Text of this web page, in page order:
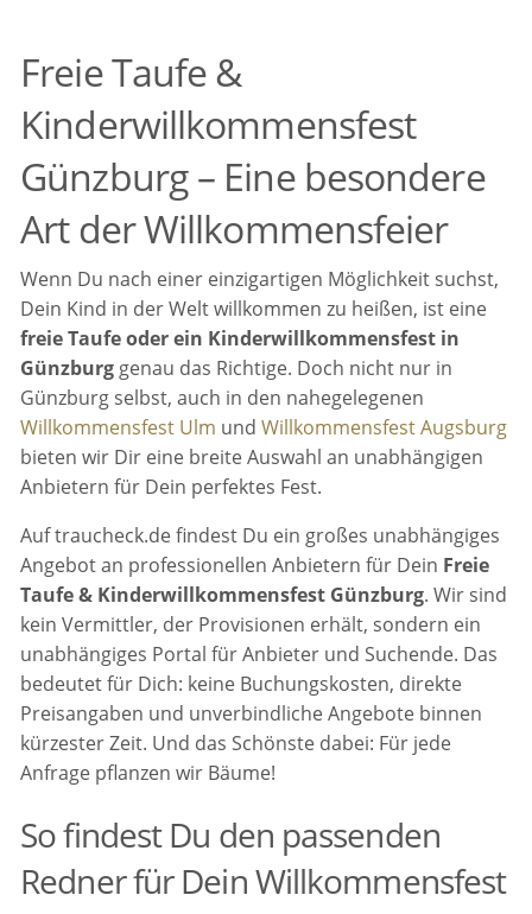
Freie Taufe &
Kinderwillkommensfest
Günzburg – Eine besondere
Art der Willkommensfeier
Wenn Du nach einer einzigartigen Möglichkeit suchst,
Dein Kind in der Welt willkommen zu heißen, ist eine
freie Taufe oder ein Kinderwillkommensfest in
Günzburg genau das Richtige. Doch nicht nur in
Günzburg selbst, auch in den nahegelegenen
Willkommensfest Ulm undWillkommensfest Augsburg
bieten wir Dir eine breite Auswahl an unabhängigen
Anbietern für Dein perfektes Fest.
Auf traucheck.de findest Du ein großes unabhängiges
Angebot an professionellen Anbietern für Dein Freie
Taufe & Kinderwillkommensfest Günzburg. Wir sind
kein Vermittler, der Provisionen erhält, sondern ein
unabhängiges Portal für Anbieter und Suchende. Das
bedeutet für Dich: keine Buchungskosten, direkte
Preisangaben und unverbindliche Angebote binnen
kürzester Zeit. Und das Schönste dabei: Für jede
Anfrage pflanzen wir Bäume!
So findest Du den passenden
Redner für Dein Willkommensfest